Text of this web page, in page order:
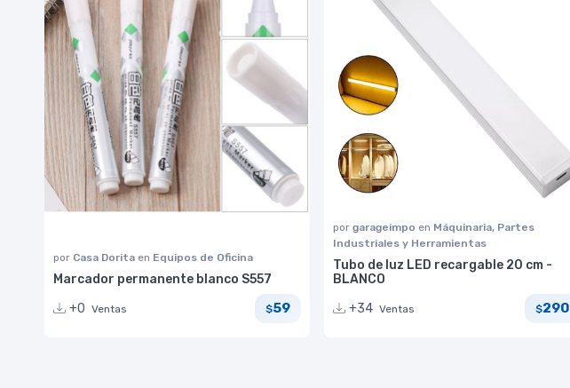
por Casa Dorita en Equipos de Oficina
Marcador permanente blanco S557
+0 Ventas $59
por garageimpo en Máquinaria, Partes
Industriales y Herramientas
Tubo de luz LED recargable 20 cm -
BLANCO
+34 Ventas $290